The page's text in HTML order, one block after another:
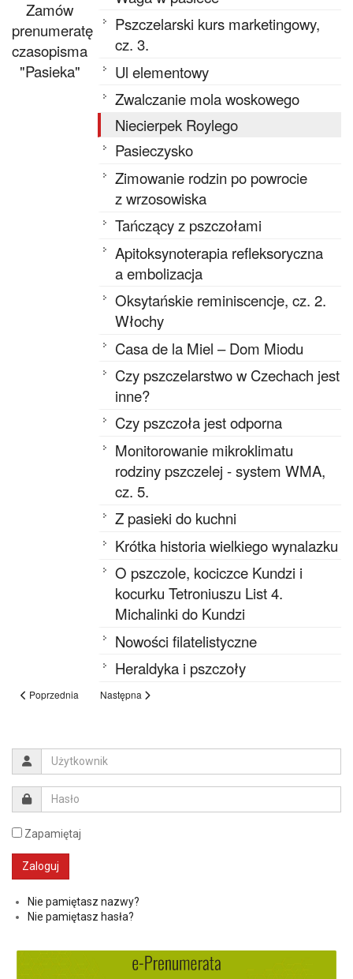
Zamów
prenumeratę
czasopisma
"Pasieka"
Pszczelarski kurs marketingowy,
cz. 3.
Ul elementowy
Zwalczanie mola woskowego
Niecierpek Roylego
Pasieczysko
Zimowanie rodzin po powrocie
z wrzosowiska
Tańczący z pszczołami
Apitoksynoterapia refleksoryczna
a embolizacja
Oksytańskie reminiscencje, cz. 2.
Włochy
Casa de la Miel – Dom Miodu
Czy pszczelarstwo w Czechach jest
inne?
Czy pszczoła jest odporna
Monitorowanie mikroklimatu
rodziny pszczelej - system WMA,
cz. 5.
Z pasieki do kuchni
Krótka historia wielkiego wynalazku
O pszczole, kociczce Kundzi i
kocurku Tetroniuszu List 4.
Michalinki do Kundzi
Nowości filatelistyczne
Heraldyka i pszczoły
Poprzednia Następna
Zapamiętaj
Nie pamiętasz nazwy?
Nie pamiętasz hasła?